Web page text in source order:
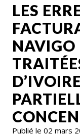
LES
NAVIGO
Publié le 02 mars